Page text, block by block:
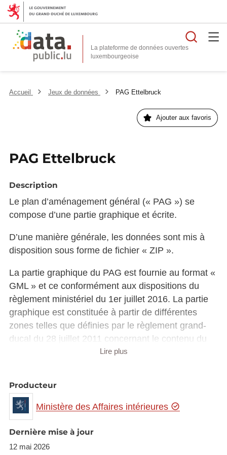
La plateforme de données ouvertes
Accueil Jeux de données PAG Ettelbruck
Ajouter aux favoris
PAG Ettelbruck
Description
Le plan d’aménagement général (« PAG ») se
compose d’une partie graphique et écrite.
D’une manière générale, les données sont mis à
disposition sous forme de fichier « ZIP ».
La partie graphique du PAG est fournie au format «
GML » et ce conformément aux dispositions du
règlement ministériel du 1er juillet 2016. La partie
graphique est constituée à partir de différentes
zones telles que définies par le règlement grand-
ducal du 28 juillet 2011 concernant le contenu du
plan d’aménagement général d’une commune.
format « DOCX ».
Les schémas directeurs couvrant l’ensemble des
zones soumises à l’élaboration d’un plan
d’aménagement particulier „nouveau quartier“ sont
également mis à disposition tout comme les plans
Lire plus
Producteur
Ministère des Affaires intérieures
Dernière mise à jour
12 mai 2026